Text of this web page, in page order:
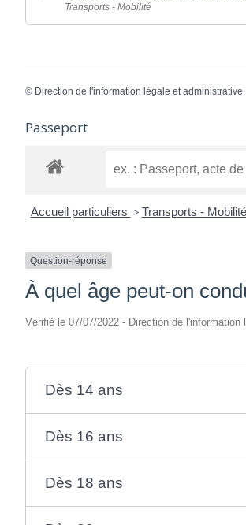
Transports - Mobilité
© Direction de l'information légale et administrative
Passeport
Accueil particuliers > Transports - Mobilité
Question-réponse
À quel âge peut-on
Vérifié le 07/07/2022 - Direction de
Dès 14 ans
Dès 16 ans
Dès 18 ans